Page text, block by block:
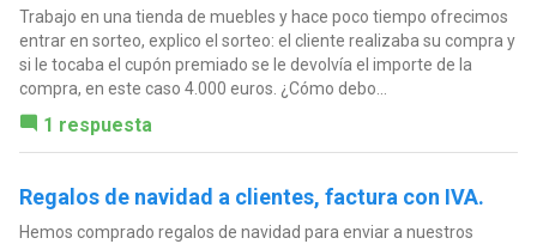
Trabajo en una tienda de muebles y hace poco tiempo ofrecimos
entrar en sorteo, explico el sorteo: el cliente realizaba su compra y
si le tocaba el cupón premiado se le devolvía el importe de la
compra, en este caso 4.000 euros. ¿Cómo debo...
1 respuesta
Regalos de navidad a clientes, factura con IVA.
Hemos comprado regalos de navidad para enviar a nuestros